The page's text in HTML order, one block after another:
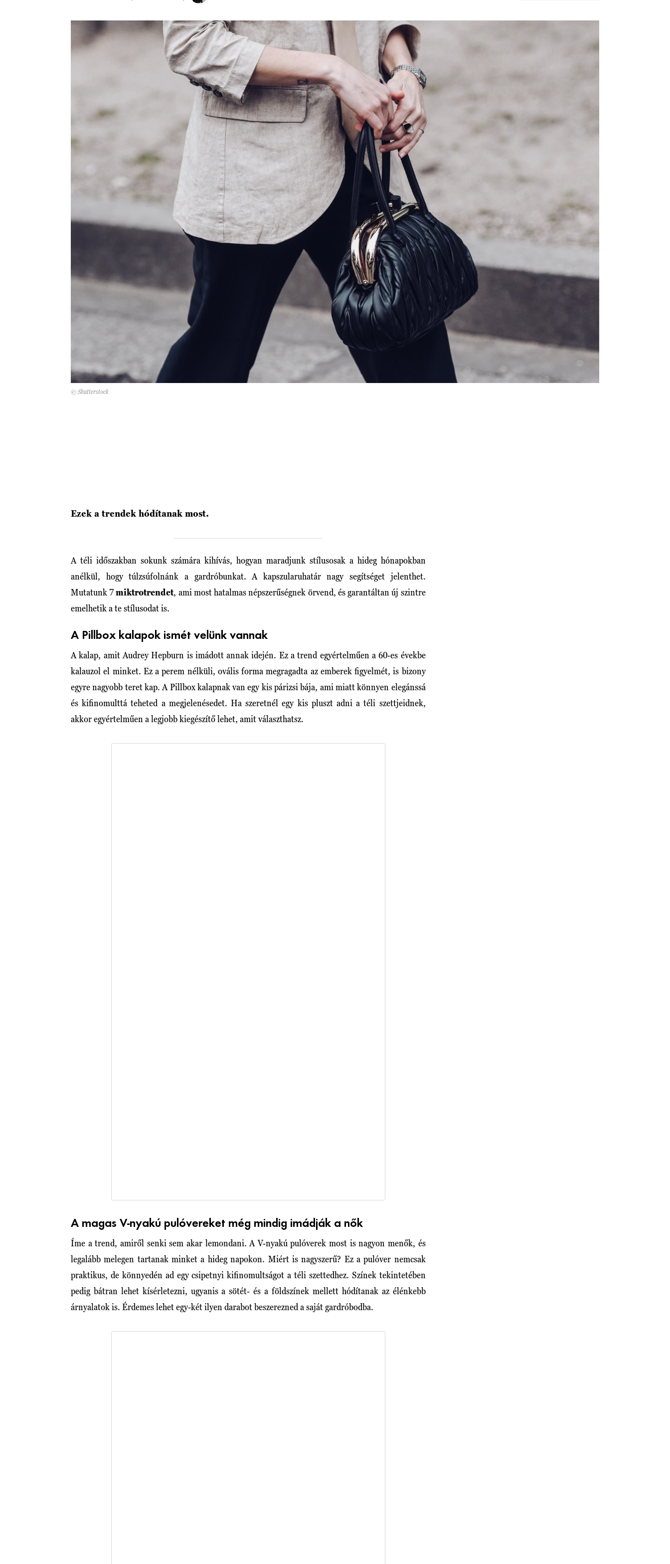
© Shutterstock
Ezek a trendek hódítanak most.
A téli időszakban sokunk számára kihívás, hogyan maradjunk stílusosak a hideg hónapokban
anélkül, hogy túlzsúfolnánk a gardróbunkat. A kapszularuhatár nagy segítséget jelenthet.
Mutatunk 7miktrotrendet, ami most hatalmas népszerűségnek örvend, és garantáltan új szintre
emelhetik a te stílusodat is.
A Pillbox kalapok ismét velünk vannak
A kalap, amit Audrey Hepburn is imádott annak idején. Ez a trend egyértelműen a 60-es évekbe
kalauzol el minket. Ez a perem nélküli, ovális forma megragadta az emberek figyelmét, is bizony
egyre nagyobb teret kap. A Pillbox kalapnak van egy kis párizsi bája, ami miatt könnyen elegánssá
és kifinomulttá teheted a megjelenésedet. Ha szeretnél egy kis pluszt adni a téli szettjeidnek,
akkor egyértelműen a legjobb kiegészítő lehet, amit választhatsz.
A magas V-nyakú pulóvereket még mindig imádják a nők
Íme a trend, amiről senki sem akar lemondani. A V-nyakú pulóverek most is nagyon menők, és
legalább melegen tartanak minket a hideg napokon. Miért is nagyszerű? Ez a pulóver nemcsak
praktikus, de könnyedén ad egy csipetnyi kifinomultságot a téli szettedhez. Színek tekintetében
pedig bátran lehet kísérletezni, ugyanis a sötét- és a földszínek mellett hódítanak az élénkebb
árnyalatok is. Érdemes lehet egy-két ilyen darabot beszerezned a saját gardróbodba.